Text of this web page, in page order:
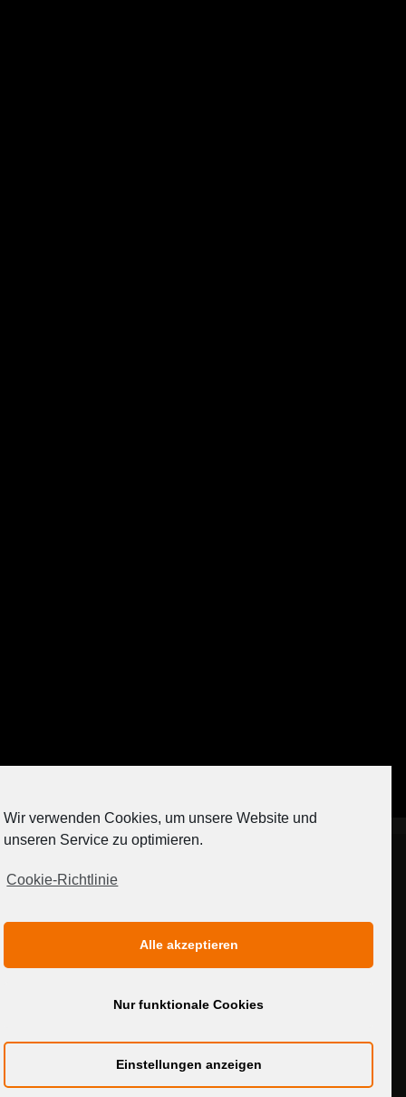
[contact-form-7 404 "Nicht gefunden"]
MEDIADATEN
Wir verwenden Cookies, um unsere Website und
unseren Service zu optimieren.
Cookie-Richtlinie
Alle akzeptieren
Nur funktionale Cookies
Einstellungen anzeigen